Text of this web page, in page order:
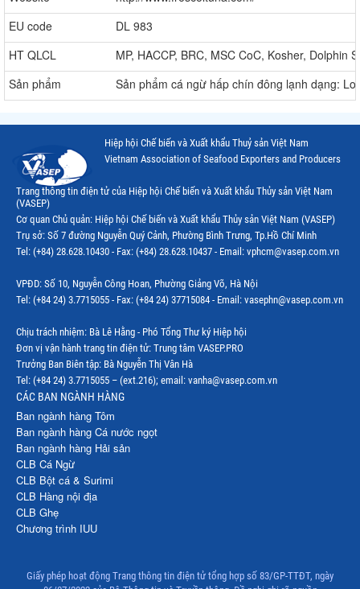
EU code
DL 983
HT QLCL
MP, HACCP, BRC, MSC CoC, Kosher, Dolphin
Sản phẩm
Sản phẩm cá ngừ hấp chín đông lạnh dạng:
Hiệp hội Chế biến và Xuất khẩu Thuỷ sản Việt Nam
Vietnam Association of Seafood Exporters and Producers
Trang thông tin điện tử của Hiệp hội Chế biến và Xuất khẩu Thủy sản Việt Nam
(VASEP)
Cơ quan Chủ quản: Hiệp hội Chế biến và Xuất khẩu Thủy sản Việt Nam (VASEP)
Trụ sở: Số 7 đường Nguyễn Quý Cảnh, Phường Bình Trưng, Tp.Hồ Chí Minh
Tel: (+84) 28.628.10430 - Fax: (+84) 28.628.10437 - Email: vphcm@vasep.com.vn
VPĐD: Số 10, Nguyễn Công Hoan, Phường Giảng Võ, Hà Nội
Tel: (+84 24) 3.7715055 - Fax: (+84 24) 37715084 - Email: vasephn@vasep.com.vn
Chịu trách nhiệm: Bà Lê Hằng - Phó Tổng Thư ký Hiệp hội
Đơn vị vận hành trang tin điện tử: Trung tâm VASEP.PRO
Trưởng Ban Biên tập: Bà Nguyễn Thị Vân Hà
Tel: (+84 24) 3.7715055 – (ext.216); email: vanha@vasep.com.vn
CÁC BAN NGÀNH HÀNG
Ban ngành hàng Tôm
Ban ngành hàng Cá nước ngọt
Ban ngành hàng Hải sản
CLB Cá Ngừ
CLB Bột cá & Surimi
CLB Hàng nội địa
CLB Ghẹ
Chương trình IUU
Giấy phép hoạt động Trang thông tin điện tử tổng hợp số 83/GP-TTĐT, ngày